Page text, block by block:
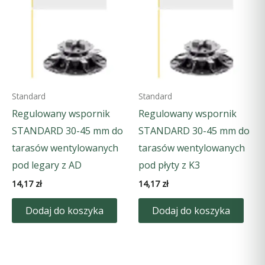
Standard
Regulowany wspornik
STANDARD 30-45 mm do
tarasów wentylowanych
pod legary z AD
14,17 zł
Dodaj do koszyka
Standard
Regulowany wspornik
STANDARD 30-45 mm do
tarasów wentylowanych
pod płyty z K3
14,17 zł
Dodaj do koszyka